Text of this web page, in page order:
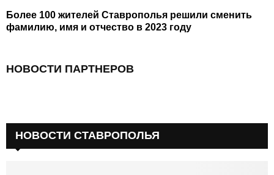
Более 100 жителей Ставрополья решили сменить
фамилию, имя и отчество в 2023 году
НОВОСТИ ПАРТНЕРОВ
НОВОСТИ СТАВРОПОЛЬЯ